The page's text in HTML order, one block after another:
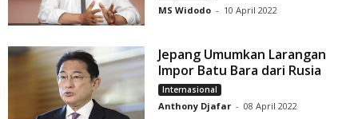
MS Widodo - 10 April 2022
Jepang Umumkan Larangan
Impor Batu Bara dari Rusia
Internasional
Anthony Djafar - 08 April 2022